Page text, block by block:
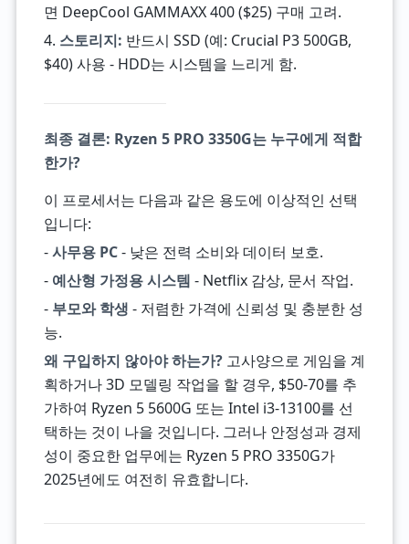
면 DeepCool GAMMAXX 400 ($25) 구매 고려.
4. 스토리지: 반드시 SSD (예: Crucial P3 500GB,
$40) 사용 - HDD는 시스템을 느리게 함.
최종 결론: Ryzen 5 PRO 3350G는 누구에게 적합
한가?
이 프로세서는 다음과 같은 용도에 이상적인 선택
입니다:
-사무용 PC- 낮은 전력 소비와 데이터 보호.
- 예산형 가정용 시스템 - Netflix 감상, 문서 작업.
- 부모와 학생 - 저렴한 가격에 신뢰성 및 충분한 성
능.
왜 구입하지 않아야 하는가?고사양으로 게임을 계
획하거나 3D 모델링 작업을 할 경우, $50-70를 추
가하여 Ryzen 5 5600G 또는 Intel i3-13100를 선
택하는 것이 나을 것입니다. 그러나 안정성과 경제
성이 중요한 업무에는 Ryzen 5 PRO 3350G가
2025년에도 여전히 유효합니다.